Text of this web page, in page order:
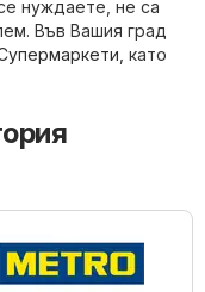
нуждаете, не са
Във Вашия град
, като